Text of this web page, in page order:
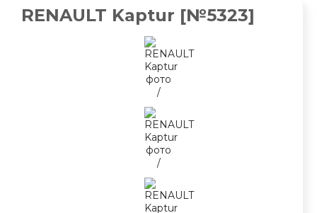
RENAULT Kaptur [№5323]